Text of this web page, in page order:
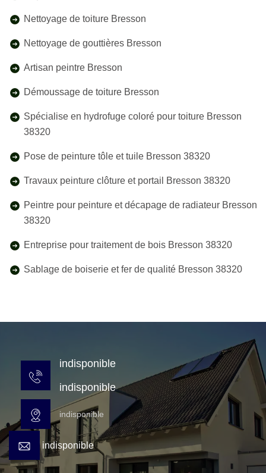
Nettoyage de toiture Bresson
Nettoyage de gouttières Bresson
Artisan peintre Bresson
Démoussage de toiture Bresson
Spécialise en hydrofuge coloré pour toiture Bresson
38320
Pose de peinture tôle et tuile Bresson 38320
Travaux peinture clôture et portail Bresson 38320
Peintre pour peinture et décapage de radiateur Bresson
38320
Entreprise pour traitement de bois Bresson 38320
Sablage de boiserie et fer de qualité Bresson 38320
indisponible
indisponible
indisponible
indisponible